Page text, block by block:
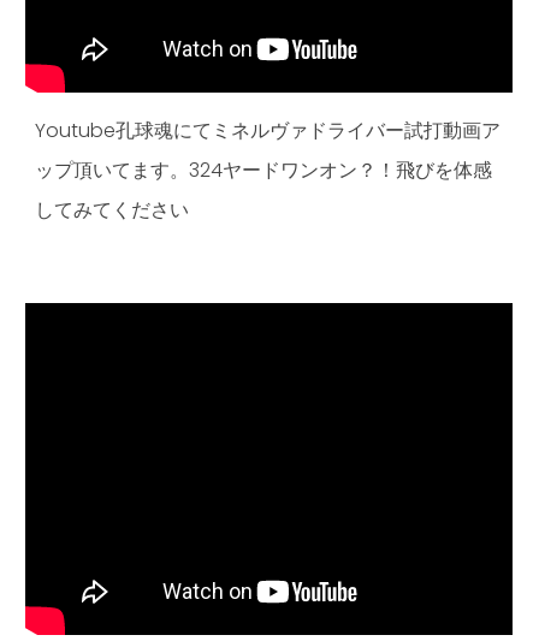
Youtube孔球魂にてミネルヴァドライバー試打動画ア
ップ頂いてます。324ヤードワンオン？！飛びを体感
してみてください